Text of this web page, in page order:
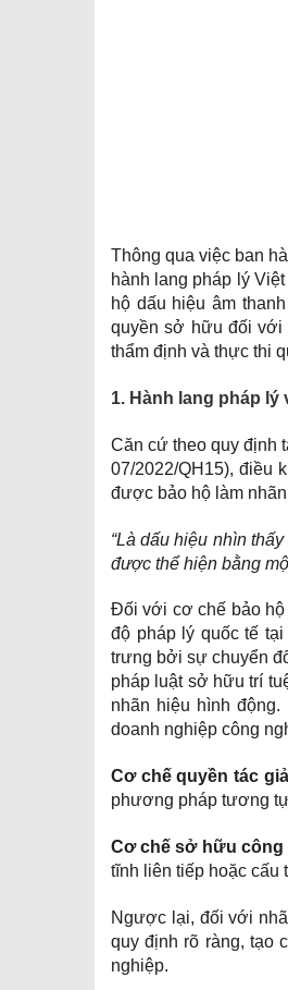
Thông qua việc ban
hành lang pháp lý
hộ dấu hiệu âm
quyền sở hữu đối với
thẩm định và thực thi
1. Hành lang pháp lý
Căn cứ theo quy định
07/2022/QH15), điều
được bảo hộ làm
“Là dấu hiệu nhìn
được thể hiện bằng
Đối với cơ chế bảo hộ
độ pháp lý quốc tế
trưng bởi sự chuyển
pháp luật sở hữu trí
nhãn hiệu hình
doanh nghiệp công
Cơ chế quyền tác
phương pháp tương
Cơ chế sở hữu công
tĩnh liên tiếp hoặc cấu
Ngược lại, đối với
quy định rõ ràng, tạo
nghiệp.